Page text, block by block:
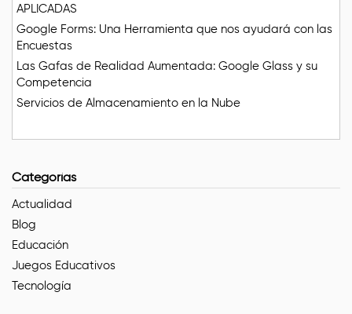
APLICADAS
Google Forms: Una Herramienta que nos ayudará con las
Encuestas
Las Gafas de Realidad Aumentada: Google Glass y su
Competencia
Servicios de Almacenamiento en la Nube
Categorías
Actualidad
Blog
Educación
Juegos Educativos
Tecnología